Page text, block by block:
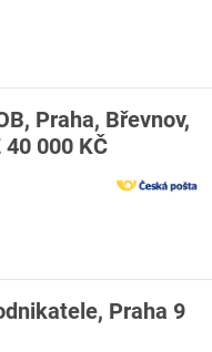
Praha, Břevnov,
40 000 KČ
Praha 9